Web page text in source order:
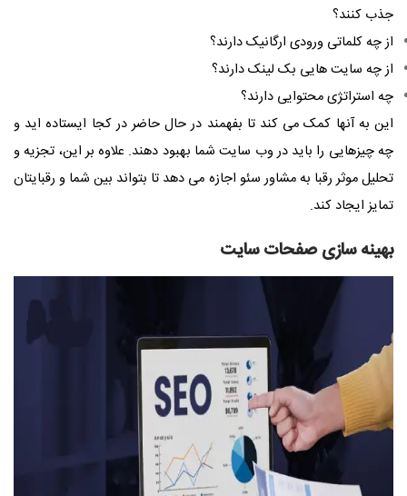
جذب کنند؟
از چه کلماتی ورودی ارگانیک دارند؟
از چه سایت هایی بک لینک دارند؟
چه استراتژی محتوایی دارند؟
این به آنها کمک می کند تا بفهمند در حال حاضر در کجا ایستاده اید و
چه چیزهایی را باید در وب سایت شما بهبود دهند. علاوه بر این، تجزیه و
تحلیل موثر رقبا به مشاور سئو اجازه می دهد تا بتواند بین شما و رقبایتان
تمایز ایجاد کند.
بهینه سازی صفحات سایت